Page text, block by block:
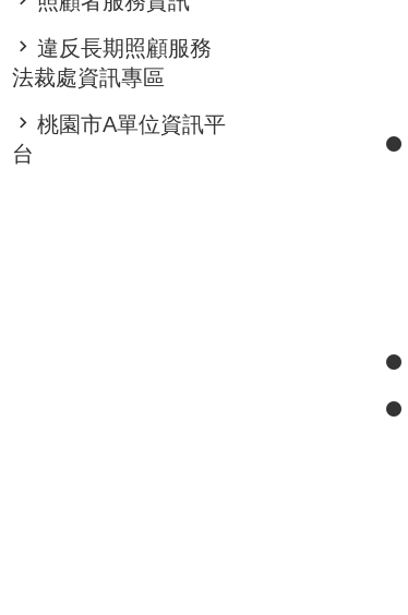
違反長期照顧服務
法裁處資訊專區
桃園市A單位資訊平
台